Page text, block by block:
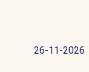
26-11-2026